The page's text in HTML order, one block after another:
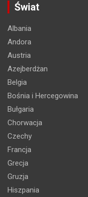
Świat
Albania
Andora
Austria
Azejberdżan
Belgia
Bośnia i Hercegowina
Bułgaria
Chorwacja
Czechy
Francja
Grecja
Gruzja
Hiszpania